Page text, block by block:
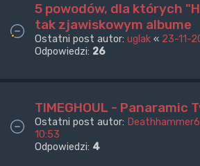
5 powodów, dla których
tak zjawiskowym albume
Ostatni post autor: uglak « 23-11-
Odpowiedzi: 26
TIMEGHOUL - Panaramic
Ostatni post autor:
10:53
Odpowiedzi: 4